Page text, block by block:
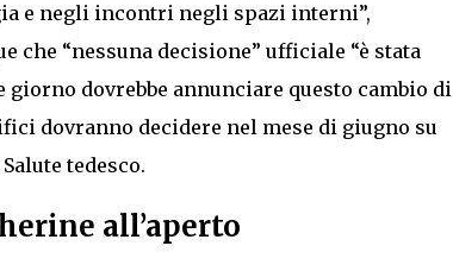
e negli incontri negli spazi interni”,
che “nessuna decisione” ufficiale “è stata
giorno dovrebbe annunciare questo cambio di
dovranno decidere nel mese di giugno su
tedesco.
all’aperto